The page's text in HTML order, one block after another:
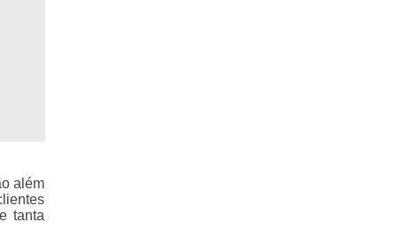
além
tanta